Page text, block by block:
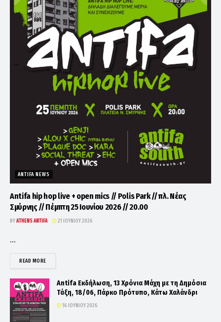
ANTIFA NEWS
Antifa hip hop live + open mics // Polis Park // πλ. Νέας
Σμύρνης // Πέμπτη 25 Ιουνίου 2026 // 20.00
BYATHENS ANTIFA 21 ΙΟΥΝΊΟΥ 2026
...
READ MOREDETAILS
Antifa Εκδήλωση, 13 Χρόνια Μάχη με τη Δημόσια
Τάξη, 18/06, Πάρκο Πρότυπο, Κάτω Χαλάνδρι
16 ΙΟΥΝΊΟΥ 2026